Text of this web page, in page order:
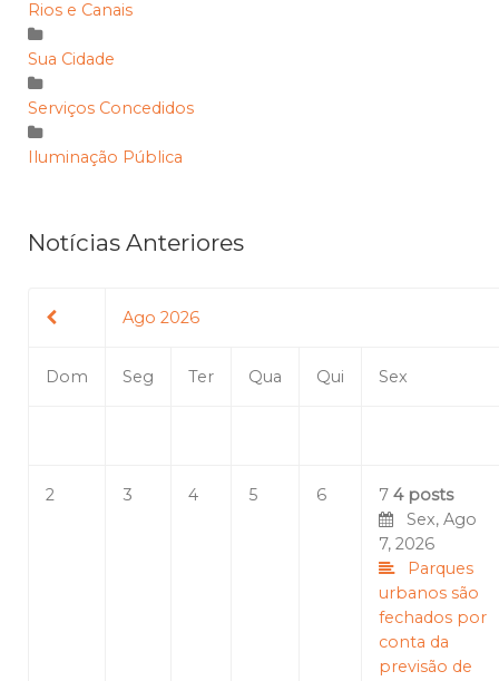
Rios e Canais
Sua Cidade
Serviços Concedidos
Iluminação Pública
Notícias Anteriores
Ago 2026
Dom Seg Ter Qua Qui Sex
2 3 4 5 6 7 4 posts
Sex, Ago
7, 2026
Parques
urbanos são
fechados por
conta da
previsão de